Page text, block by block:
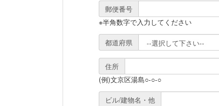
郵便番号
※半角数字で入力してください
都道府県
住所
(例)文京区湯島○-○-○
ビル/建物名・他